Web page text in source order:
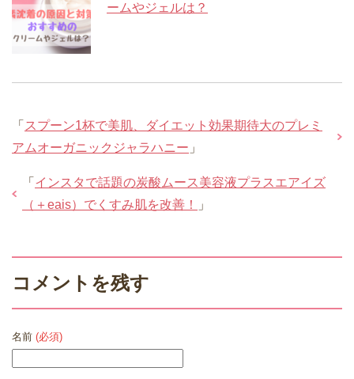
ームやジェルは？
「 スプーン1杯で美肌、ダイエット効果期待大のプレミ
アムオーガニックジャラハニー 」
「 インスタで話題の炭酸ムース美容液プラスエアイズ
（＋eais）でくすみ肌を改善！
」
コメントを残す
名前 (必須)